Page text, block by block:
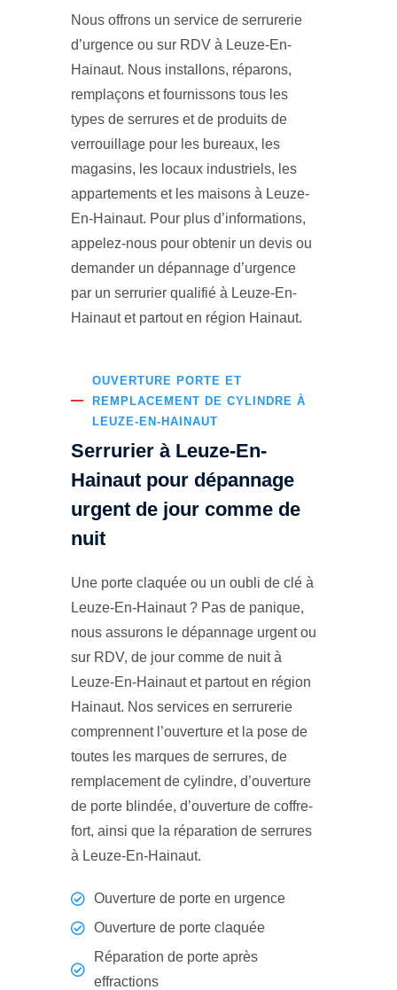
Nous offrons un service de serrurerie
d’urgence ou sur RDV à Leuze-En-
Hainaut. Nous installons, réparons,
remplaçons et fournissons tous les
types de serrures et de produits de
verrouillage pour les bureaux, les
magasins, les locaux industriels, les
appartements et les maisons à Leuze-
En-Hainaut. Pour plus d’informations,
appelez-nous pour obtenir un devis ou
demander un dépannage d’urgence
par un serrurier qualifié à Leuze-En-
Hainaut et partout en région Hainaut.
OUVERTURE PORTE ET
REMPLACEMENT DE CYLINDRE À
LEUZE-EN-HAINAUT
Serrurier à Leuze-En-
Hainaut pour dépannage
urgent de jour comme de
nuit
Une porte claquée ou un oubli de clé à
Leuze-En-Hainaut ? Pas de panique,
nous assurons le dépannage urgent ou
sur RDV, de jour comme de nuit à
Leuze-En-Hainaut et partout en région
Hainaut. Nos services en serrurerie
comprennent l’ouverture et la pose de
toutes les marques de serrures, de
remplacement de cylindre, d’ouverture
de porte blindée, d’ouverture de coffre-
fort, ainsi que la réparation de serrures
à Leuze-En-Hainaut.
Ouverture de porte en urgence
Ouverture de porte claquée
Réparation de porte après
effractions